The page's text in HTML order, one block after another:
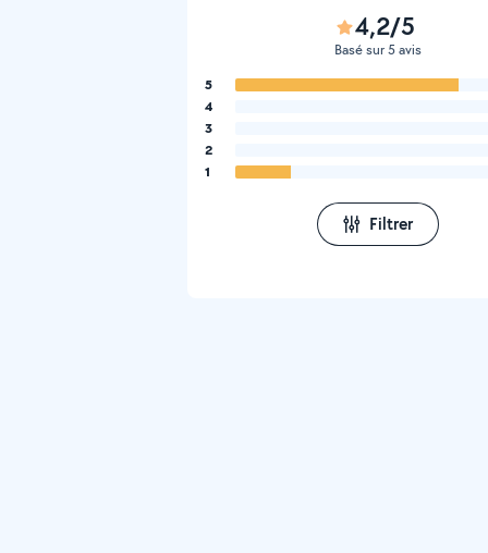
4,2/5
Basé sur 5 avis
5
4
3
2
1
Filtrer